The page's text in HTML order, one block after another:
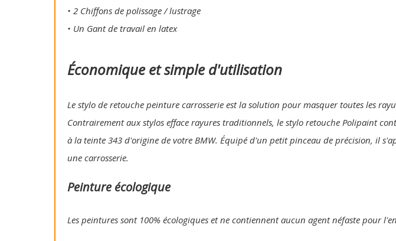
• 2 Chiffons de polissage / lustrage
• Un Gant de travail en latex
Économique et simple d'utilisation
Le stylo de retouche peinture carrosserie est la solution pour masquer toutes les
Contrairement aux stylos efface rayures traditionnels, le stylo retouche Polipaint
à la teinte 343 d'origine de votre BMW. Équipé d'un petit pinceau de précision, il
une carrosserie.
Peinture écologique
Les peintures sont 100% écologiques et ne contiennent aucun agent néfaste pour